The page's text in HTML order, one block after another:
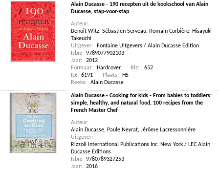
Alain Ducasse - 190 recepten uit de kookschool van Alain
Ducasse, stap-voor-stap
Auteur:
Benoît Witz, Sébastien Serveau, Romain Corbière, Hisayuki
Takeuchi
Uitgever:
Fontaine Uitgevers / Alain Ducasse Edition
Isbn:
9789077902103
Jaar:
2012
Formaat:
Hardcover Blz:
652
ID:
6191 Plaats
H5
Reeks:
Alain Ducasse
Alain Ducasse - Cooking for kids - From babies to toddlers:
simple, healthy, and natural food, 100 recipes from the
French Master Chef
Auteur:
Alain Ducasse, Paule Neyrat, Jérôme Lacressonnière
Uitgever:
Rizzoli International Publications Inc. New York / LEC Alain
Ducasse Editions
Isbn:
9780789327253
Jaar:
2016